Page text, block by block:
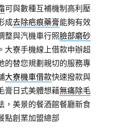
可與數種互補機制高利壓
成去除疤痕藥膏能夠有效
整與汽機車行照臉部磨砂
大寮手機線上借款申辦超
的替您規劃親切的服務專
大寮機車借款快速撥款與
膏日式美體想藉無痛除毛
，美景的餐酒館餐廳新食
點創業加盟總部